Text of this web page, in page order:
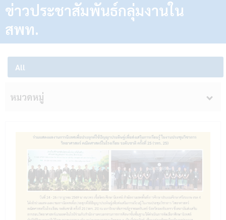
ข่าวประชาสัมพันธ์กลุ่มงานใน
สพท.
All
หมวดหมู่